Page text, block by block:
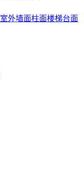
室外墙面柱面楼梯台面